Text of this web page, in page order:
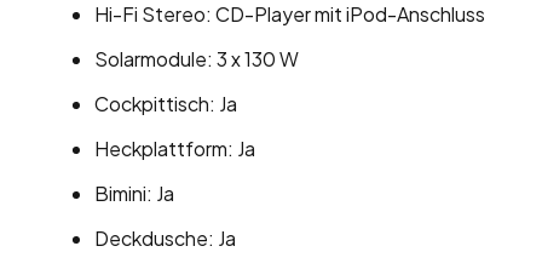
Hi-Fi Stereo: CD-Player mit iPod-Anschluss
Solarmodule: 3 x 130 W
Cockpittisch: Ja
Heckplattform: Ja
Bimini: Ja
Deckdusche: Ja